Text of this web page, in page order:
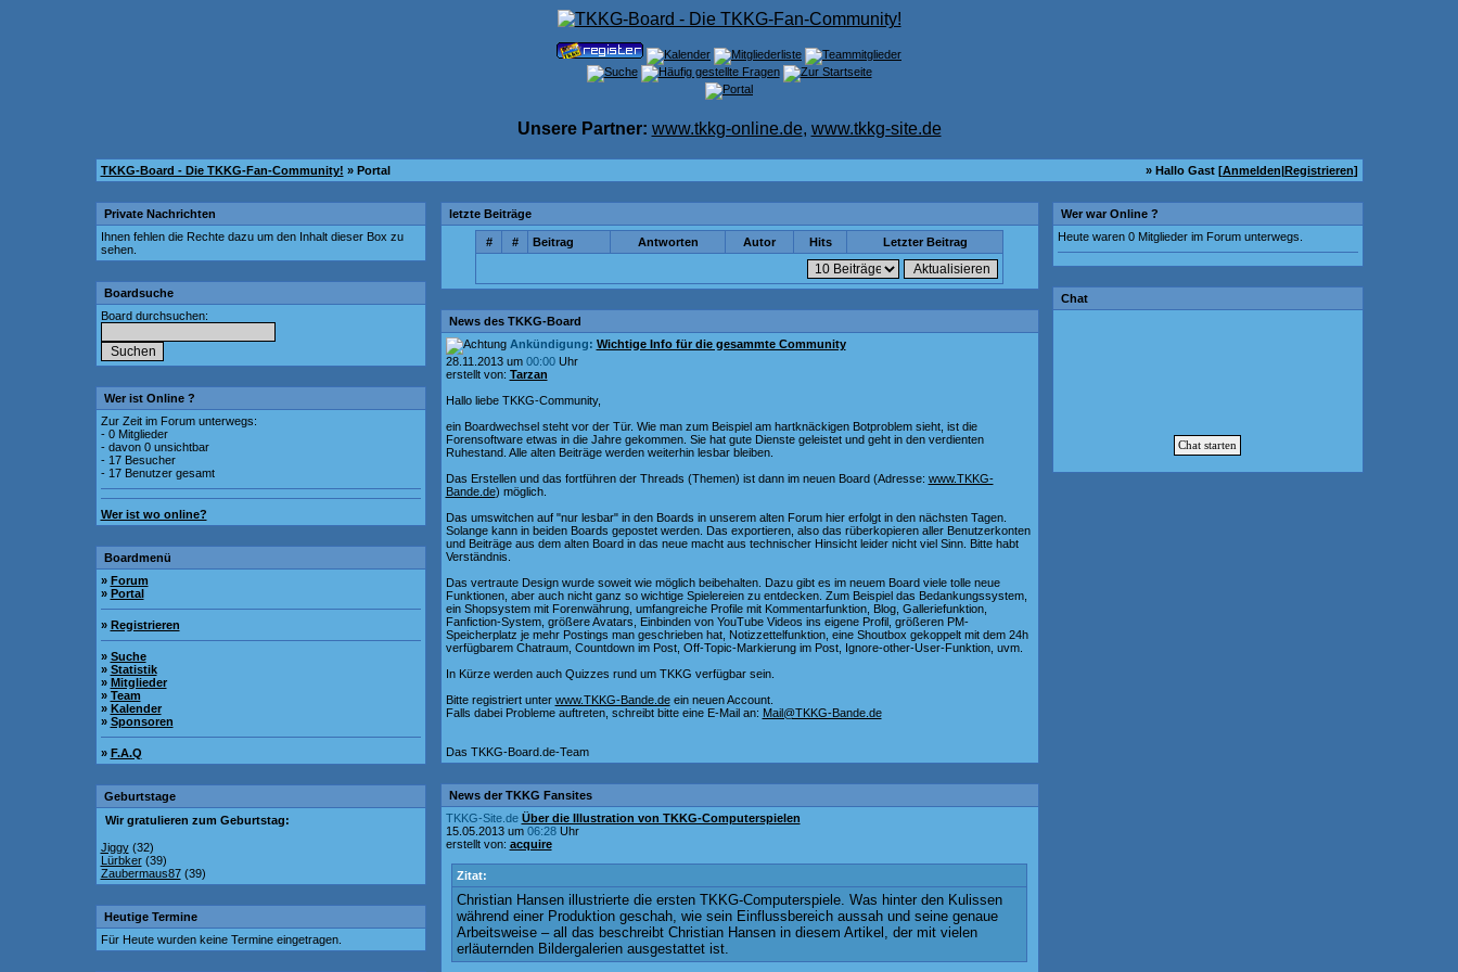
Unsere Partner: www.tkkg-online.de, www.tkkg-site.de
TKKG-Board - Die TKKG-Fan-Community! » Portal » Hallo Gast [Anmelden|Registrieren]
Private Nachrichten
Ihnen fehlen die Rechte dazu um den Inhalt dieser Box zu
sehen.
Boardsuche
Board durchsuchen:
Wer ist Online ?
Zur Zeit im Forum unterwegs:
- 0 Mitglieder
- davon 0 unsichtbar
- 17 Besucher
- 17 Benutzer gesamt
Wer ist wo online?
Boardmenü
» Forum
» Portal
» Registrieren
» Suche
» Statistik
» Mitglieder
» Team
» Kalender
» Sponsoren
» F.A.Q
Geburtstage
Wir gratulieren zum Geburtstag:
Jiggy(32)
Lürbker(39)
Zaubermaus87(39)
Heutige Termine
Für Heute wurden keine Termine eingetragen.
letzte Beiträge
# # Beitrag Antworten Autor Hits Letzter Beitrag
News des TKKG-Board
Ankündigung: Wichtige Info für die gesammte Community
28.11.2013 um 00:00Uhr
erstellt von: Tarzan
Hallo liebe TKKG-Community,
ein Boardwechsel steht vor der Tür. Wie man zum Beispiel am hartknäckigen Botproblem sieht, ist die
Forensoftware etwas in die Jahre gekommen. Sie hat gute Dienste geleistet und geht in den verdienten
Ruhestand. Alle alten Beiträge werden weiterhin lesbar bleiben.
Das Erstellen und das fortführen der Threads (Themen) ist dann im neuen Board (Adresse: www.TKKG-
Bande.de) möglich.
Das umswitchen auf "nur lesbar" in den Boards in unserem alten Forum hier erfolgt in den nächsten Tagen.
Solange kann in beiden Boards gepostet werden. Das exportieren, also das rüberkopieren aller Benutzerkonten
und Beiträge aus dem alten Board in das neue macht aus technischer Hinsicht leider nicht viel Sinn. Bitte habt
Verständnis.
Das vertraute Design wurde soweit wie möglich beibehalten. Dazu gibt es im neuem Board viele tolle neue
Funktionen, aber auch nicht ganz so wichtige Spielereien zu entdecken. Zum Beispiel das Bedankungssystem,
ein Shopsystem mit Forenwährung, umfangreiche Profile mit Kommentarfunktion, Blog, Galleriefunktion,
Fanfiction-System, größere Avatars, Einbinden von YouTube Videos ins eigene Profil, größeren PM-
Speicherplatz je mehr Postings man geschrieben hat, Notizzettelfunktion, eine Shoutbox gekoppelt mit dem 24h
verfügbarem Chatraum, Countdown im Post, Off-Topic-Markierung im Post, Ignore-other-User-Funktion, uvm.
In Kürze werden auch Quizzes rund um TKKG verfügbar sein.
Bitte registriert unter www.TKKG-Bande.deein neuen Account.
Falls dabei Probleme auftreten, schreibt bitte eine E-Mail an: Mail@TKKG-Bande.de
Das TKKG-Board.de-Team
News der TKKG Fansites
TKKG-Site.de Über die Illustration von TKKG-Computerspielen
15.05.2013 um 06:28Uhr
erstellt von: acquire
Zitat:
Christian Hansen illustrierte die ersten TKKG-Computerspiele. Was hinter den Kulissen
während einer Produktion geschah, wie sein Einflussbereich aussah und seine genaue
Arbeitsweise – all das beschreibt Christian Hansen in diesem Artikel, der mit vielen
erläuternden Bildergalerien ausgestattet ist.
Wer war Online ?
Heute waren 0 Mitglieder im Forum unterwegs.
Chat